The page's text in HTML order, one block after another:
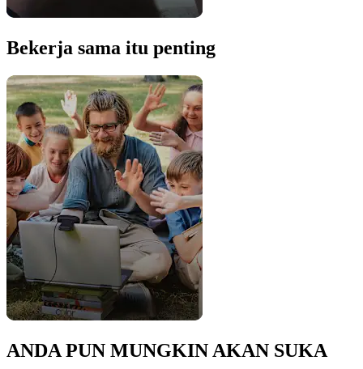
Bekerja sama itu penting
ANDA PUN MUNGKIN AKAN SUKA